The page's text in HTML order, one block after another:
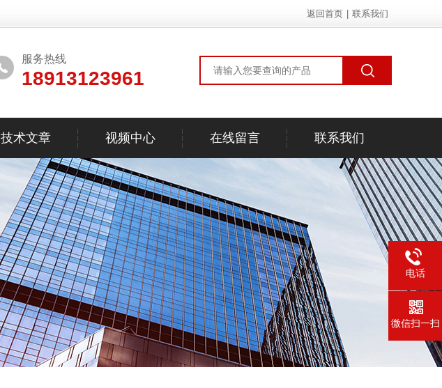
返回首页 联系我们
服务热线
18913123961
技术文章 视频中心 在线留言 联系我们
电话
微信扫一扫